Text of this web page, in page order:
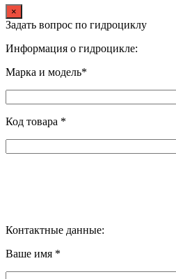
×
Задать вопрос по гидроциклу
Информация о гидроцикле:
Марка и модель*
Код товара *
Контактные данные:
Ваше имя *